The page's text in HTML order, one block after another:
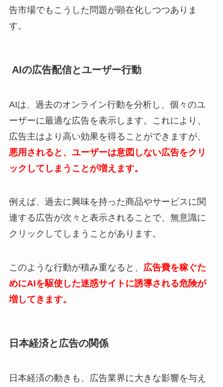
告市場でもこうした問題が顕在化しつつありま
す。
AIの広告配信とユーザー行動
AIは、過去のオンライン行動を分析し、個々のユ
ーザーに最適な広告を表示します。これにより、
広告主はより高い効果を得ることができますが、
悪用されると、ユーザーは意図しない広告をクリ
ックしてしまうことが増えます。
例えば、過去に興味を持った商品やサービスに関
連する広告が次々と表示されることで、無意識に
クリックしてしまうことがあります。
このような行動が積み重なると、 広告費を稼ぐた
めにAIを駆使した迷惑サイトに誘導される危険が
増してきます。
日本経済と広告の関係
日本経済の動きも、広告業界に大きな影響を与え